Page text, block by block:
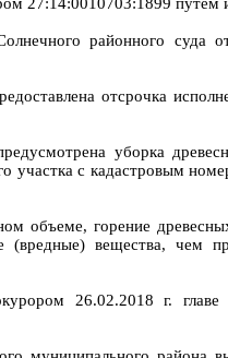
районного суда
отсрочка
уборка
участка с кадастровым
объеме, горение
(вредные) вещества, чем
26.02.2018 г. главе